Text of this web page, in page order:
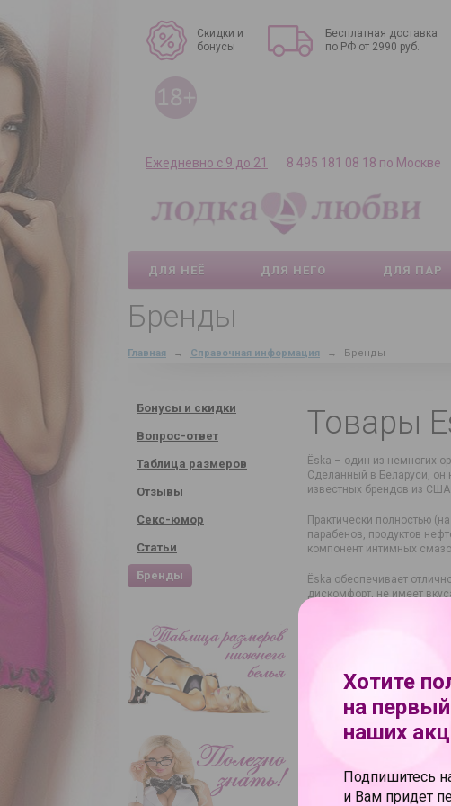
Скидки и
бонусы
Бесплатная доставка
по РФ от 2990 руб.
Ежедневно с 9 до 21 8 495 181 08 18 по Москве
ДЛЯ НЕЁ ДЛЯ НЕГО ДЛЯ ПАР
Бренды
Главная → Справочная информация → Бренды
Бонусы и скидки
Вопрос-ответ
Таблица размеров
Отзывы
Секс-юмор
Статьи
Бренды
Товары
Ёska – один из немногих
Сделанный в Беларуси, он
известных брендов из
Практически полностью
парабенов, продуктов
компонент интимных
Ёska обеспечивает
дискомфорт, не имеет
секс-игрушками,
Хотите
на
наших
Подпишитесь
и Вам придет